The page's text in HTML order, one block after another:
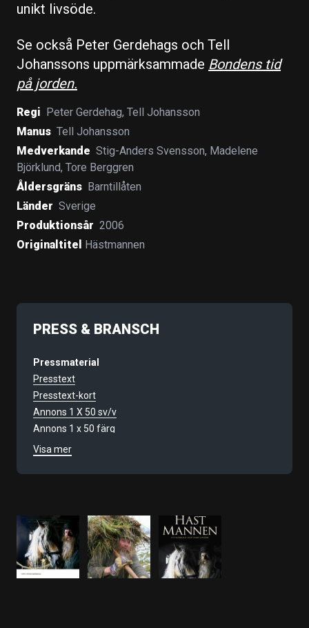
unikt livsöde.
Se också Peter Gerdehags och Tell
Johanssons uppmärksammade Bondens tid
på jorden.
Regi Peter Gerdehag, Tell Johansson
Manus Tell Johansson
Medverkande Stig-Anders Svensson, Madelene
Björklund, Tore Berggren
Åldersgräns Barntillåten
Länder Sverige
Produktionsår 2006
Originaltitel
Hästmannen
PRESS & BRANSCH
Pressmaterial
Presstext
Presstext-kort
Annons 1 X 50 sv/v
Annons 1 x 50 färg
Annons 2 x 25 sv/v
Filmnummer
9140
Visa mer